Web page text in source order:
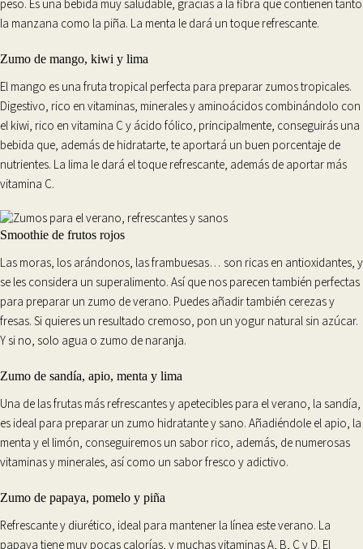
peso. Es una bebida muy saludable, gracias a la fibra que contienen tanto
la manzana como la piña. La menta le dará un toque refrescante.
Zumo de mango, kiwi y lima
El mango es una fruta tropical perfecta para preparar zumos tropicales.
Digestivo, rico en vitaminas, minerales y aminoácidos combinándolo con
el kiwi, rico en vitamina C y ácido fólico, principalmente, conseguirás una
bebida que, además de hidratarte, te aportará un buen porcentaje de
nutrientes. La lima le dará el toque refrescante, además de aportar más
vitamina C.
Smoothie de frutos rojos
Las moras, los arándonos, las frambuesas… son ricas en antioxidantes, y
se les considera un superalimento. Así que nos parecen también perfectas
para preparar un zumo de verano. Puedes añadir también cerezas y
fresas. Si quieres un resultado cremoso, pon un yogur natural sin azúcar.
Y si no, solo agua o zumo de naranja.
Zumo de sandía, apio, menta y lima
Una de las frutas más refrescantes y apetecibles para el verano, la sandía,
es ideal para preparar un zumo hidratante y sano. Añadiéndole el apio, la
menta y el limón, conseguiremos un sabor rico, además, de numerosas
vitaminas y minerales, así como un sabor fresco y adictivo.
Zumo de papaya, pomelo y piña
Refrescante y diurético, ideal para mantener la línea este verano. La
papaya tiene muy pocas calorías, y muchas vitaminas A, B, C y D. El